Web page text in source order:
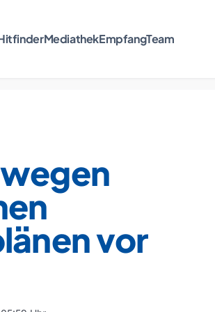
MediathekEmpfangTeam
vor